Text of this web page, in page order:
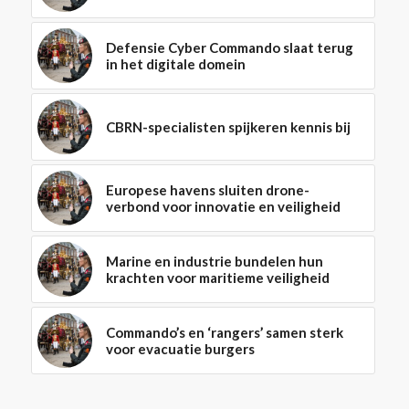
Defensie Cyber Commando slaat terug
in het digitale domein
CBRN-specialisten spijkeren kennis bij
Europese havens sluiten drone-
verbond voor innovatie en veiligheid
Marine en industrie bundelen hun
krachten voor maritieme veiligheid
Commando’s en ‘rangers’ samen sterk
voor evacuatie burgers